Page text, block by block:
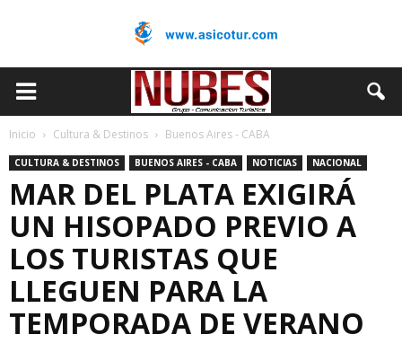
Inicio Cultura & Destinos Buenos Aires - CABA
CULTURA & DESTINOS BUENOS AIRES - CABA NOTICIAS NACIONAL
MAR DEL PLATA EXIGIRÁ
UN HISOPADO PREVIO A
LOS TURISTAS QUE
LLEGUEN PARA LA
TEMPORADA DE VERANO